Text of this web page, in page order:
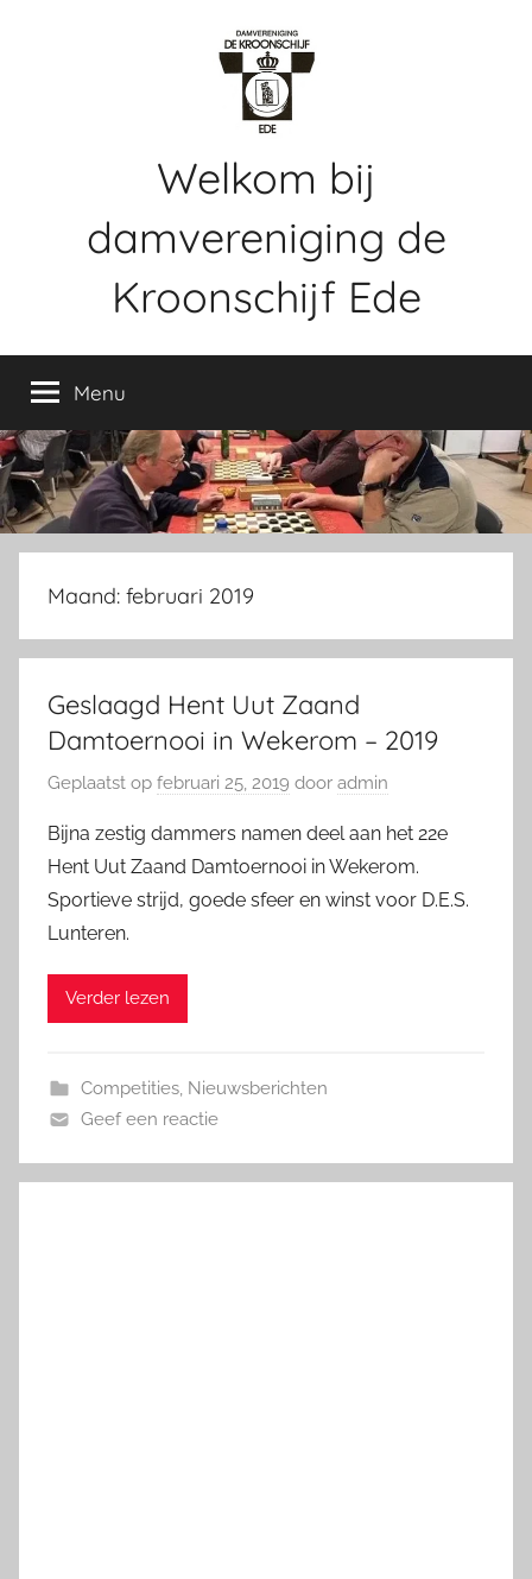
Welkom bij
damvereniging de
Kroonschijf Ede
damvereniging
de
Kroonschijf
te
Ede
Menu
Maand: februari 2019
Geslaagd Hent Uut Zaand
Damtoernooi in Wekerom – 2019
Geplaatst op februari 25, 2019 door admin
Bijna zestig dammers namen deel aan het 22e
Hent Uut Zaand Damtoernooi in Wekerom.
Sportieve strijd, goede sfeer en winst voor D.E.S.
Lunteren.
Verder lezen
Competities, Nieuwsberichten
Geef een reactie